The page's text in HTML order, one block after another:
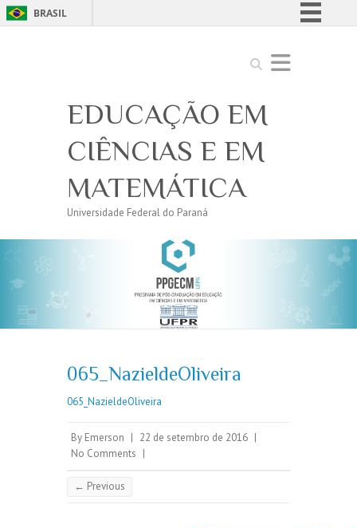
BRASIL
Comunica BR
Acesso à informação
Legislação
Canais
Search
EDUCAÇÃO EM
CIÊNCIAS E EM
MATEMÁTICA
Universidade Federal do Paraná
065_NazieldeOliveira
065_NazieldeOliveira
By Emerson | 22 de setembro de 2016 |
No Comments |
← Previous